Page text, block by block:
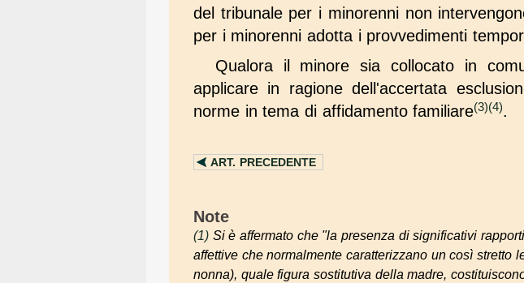
del tribunale per i minorenni non
per i minorenni adotta i provvedimenti
Qualora il minore sia collocato in
applicare in ragione dell'accertata
norme in tema di affidamento familiare(3)(4).
ART. PRECEDENTE
Note
(1) Si è affermato che "la presenza di significativi
affettive che normalmente caratterizzano un così
nonna), quale figura sostitutiva della madre,